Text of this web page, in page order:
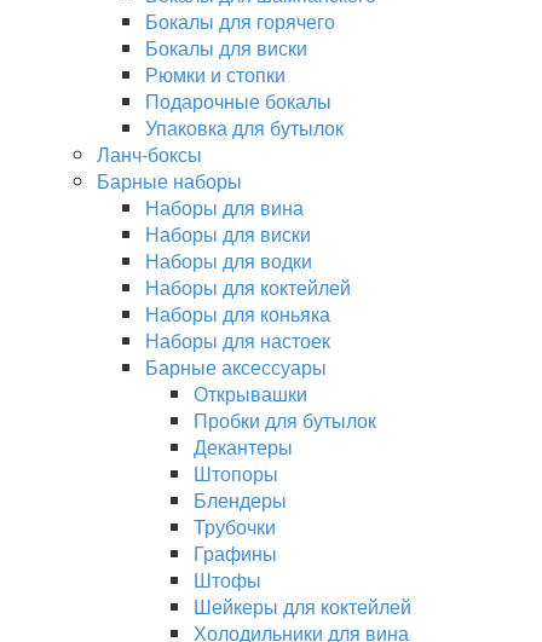
Бокалы для горячего
Бокалы для виски
Рюмки и стопки
Подарочные бокалы
Упаковка для бутылок
Ланч-боксы
Барные наборы
Наборы для вина
Наборы для виски
Наборы для водки
Наборы для коктейлей
Наборы для коньяка
Наборы для настоек
Барные аксессуары
Открывашки
Пробки для бутылок
Декантеры
Штопоры
Блендеры
Трубочки
Графины
Штофы
Шейкеры для коктейлей
Холодильники для вина